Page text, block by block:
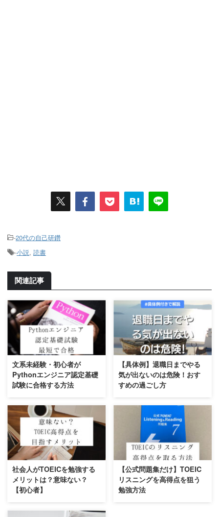
-20代の自己研鑽
-小説, 読書
関連記事
文系未経験・初心者が
Pythonエンジニア認定基礎
試験に合格する方法
【具体例】退職日までやる
気が出ないのは危険！おす
すめの過ごし方
社会人がTOEICを勉強する
メリットは？意味ない？
【初心者】
【公式問題集だけ】TOEIC
リスニングを高得点を狙う
勉強方法